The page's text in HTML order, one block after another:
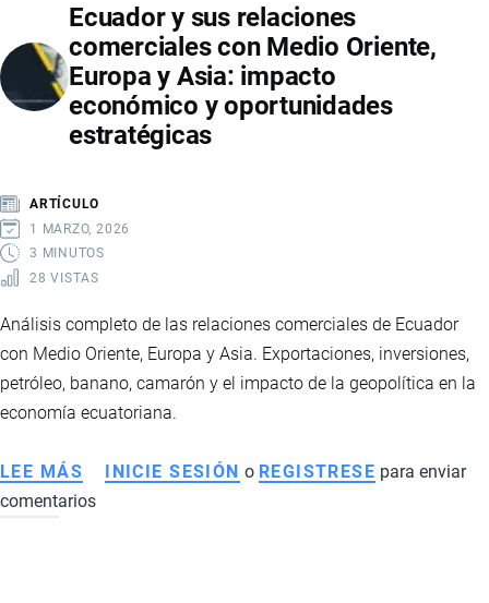
SU
PARTICIPACIÓN
EN
EL
COMERCIO
Ecuador y sus relaciones
comerciales con Medio Oriente,
Europa y Asia: impacto
económico y oportunidades
estratégicas
ARTÍCULO
1 MARZO, 2026
3 MINUTOS
28 VISTAS
Análisis completo de las relaciones comerciales de Ecuador
con Medio Oriente, Europa y Asia. Exportaciones, inversiones,
petróleo, banano, camarón y el impacto de la geopolítica en la
economía ecuatoriana.
LEE MÁS SOBRE
ECUADOR
INICIE SESIÓN o REGISTRESE para enviar
comentarios